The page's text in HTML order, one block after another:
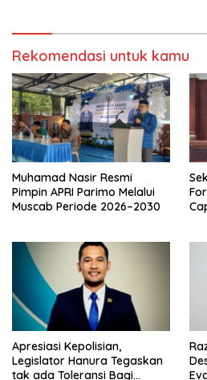
Rekomendasi untuk kamu
Muhamad Nasir Resmi
Pimpin APRI Parimo Melalui
Muscab Periode 2026–2030
Apresiasi Kepolisian,
Legislator Hanura Tegaskan
tak ada Toleransi Bagi